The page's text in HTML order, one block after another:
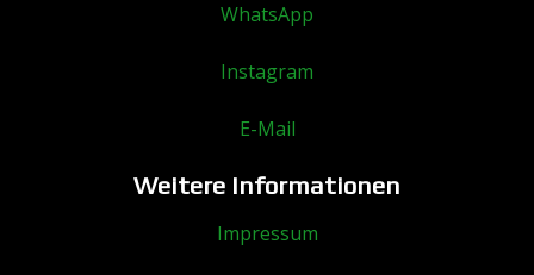
WhatsApp
Instagram
E-Mail
Weitere Informationen
Impressum